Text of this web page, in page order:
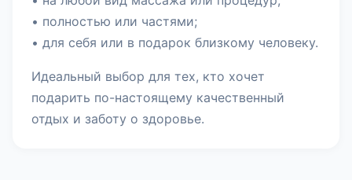
• полностью или частями;
• для себя или в подарок близкому человеку.
Идеальный выбор для тех, кто хочет
подарить по-настоящему качественный
отдых и заботу о здоровье.